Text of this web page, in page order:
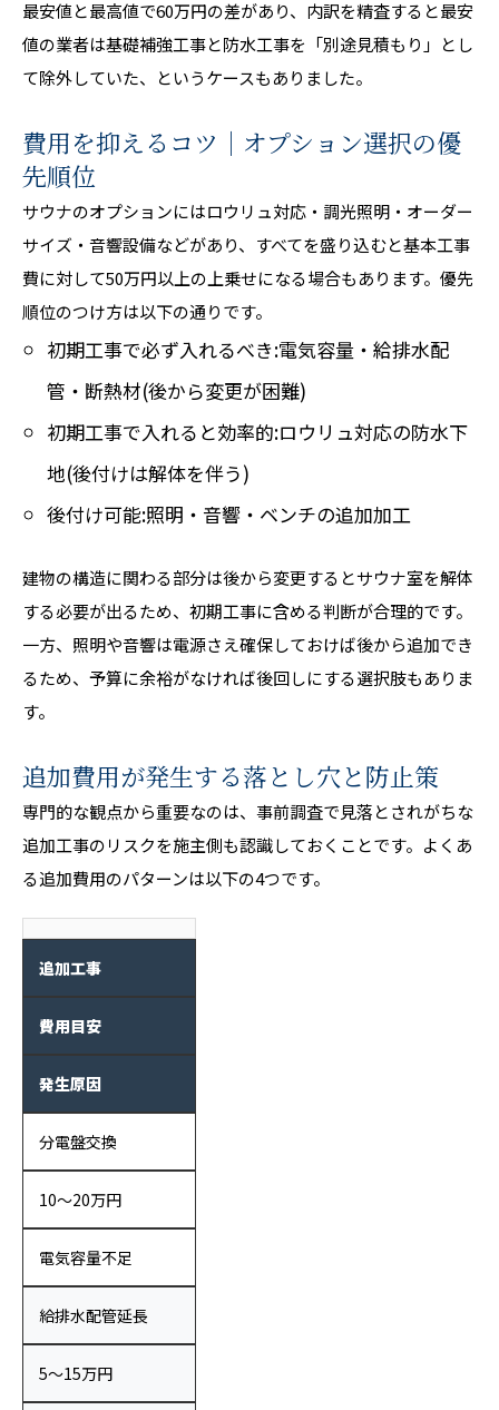
最安値と最高値で60万円の差があり、内訳を精査すると最安
値の業者は基礎補強工事と防水工事を「別途見積もり」とし
て除外していた、というケースもありました。
費用を抑えるコツ｜オプション選択の優
先順位
サウナのオプションにはロウリュ対応・調光照明・オーダー
サイズ・音響設備などがあり、すべてを盛り込むと基本工事
費に対して50万円以上の上乗せになる場合もあります。優先
順位のつけ方は以下の通りです。
初期工事で必ず入れるべき:電気容量・給排水配
管・断熱材(後から変更が困難)
初期工事で入れると効率的:ロウリュ対応の防水下
地(後付けは解体を伴う)
後付け可能:照明・音響・ベンチの追加加工
建物の構造に関わる部分は後から変更するとサウナ室を解体
する必要が出るため、初期工事に含める判断が合理的です。
一方、照明や音響は電源さえ確保しておけば後から追加でき
るため、予算に余裕がなければ後回しにする選択肢もありま
す。
追加費用が発生する落とし穴と防止策
専門的な観点から重要なのは、事前調査で見落とされがちな
追加工事のリスクを施主側も認識しておくことです。よくあ
る追加費用のパターンは以下の4つです。
追加工事
費用目安
発生原因
分電盤交換
10〜20万円
電気容量不足
給排水配管延長
5〜15万円